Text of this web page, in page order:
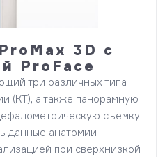
3D с
ProFace
три различных типа
(КТ), а также панорамную
съемку
данные анатомии
при сверхнизкой